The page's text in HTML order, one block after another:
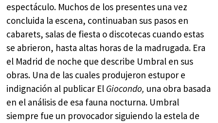
espectáculo. Muchos de los presentes una vez
concluida la escena, continuaban sus pasos en
cabarets, salas de fiesta o discotecas cuando estas
se abrieron, hasta altas horas de la madrugada. Era
el Madrid de noche que describe Umbral en sus
obras. Una de las cuales produjeron estupor e
indignación al publicar El Giocondo, una obra basada
en el análisis de esa fauna nocturna. Umbral
siempre fue un provocador siguiendo la estela de